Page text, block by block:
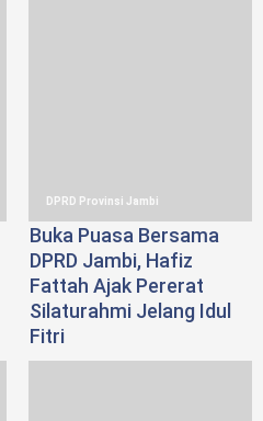
DPRD Provinsi Jambi
Buka Puasa Bersama
DPRD Jambi, Hafiz
Fattah Ajak Pererat
Silaturahmi Jelang Idul
Fitri